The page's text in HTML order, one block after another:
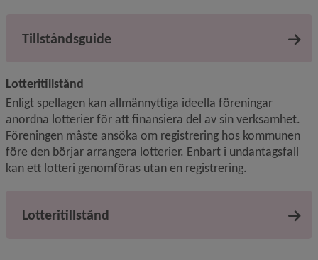
Tillståndsguide
Lotteritillstånd
Enligt spellagen kan allmännyttiga ideella föreningar
anordna lotterier för att finansiera del av sin verksamhet.
Föreningen måste ansöka om registrering hos kommunen
före den börjar arrangera lotterier. Enbart i undantagsfall
kan ett lotteri genomföras utan en registrering.
Lotteritillstånd